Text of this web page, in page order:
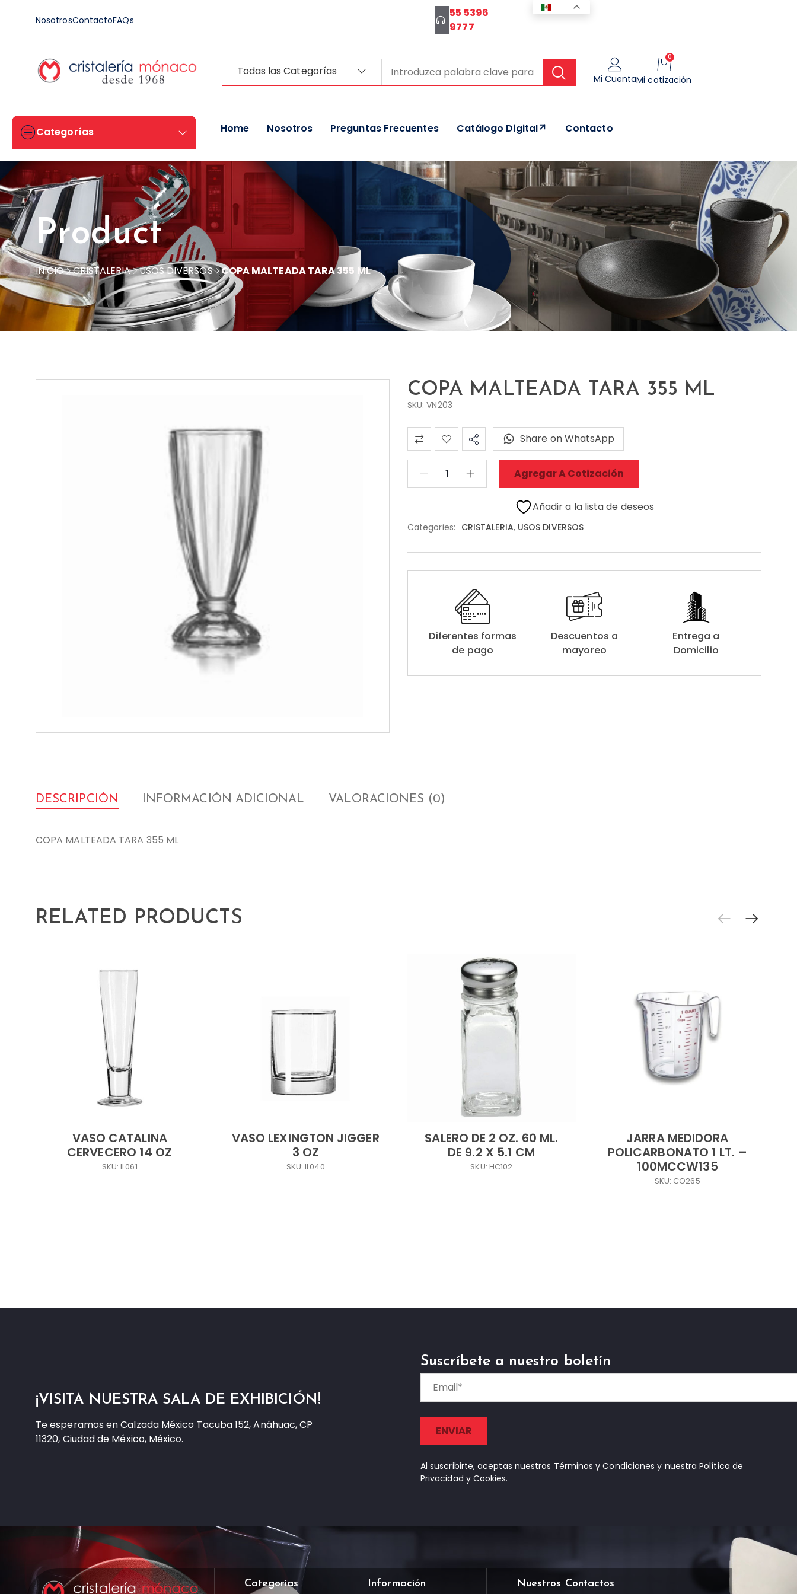
NosotrosContactoFAQs
55 5396
9777
Todas las Categorías
Mi Cuenta
0
Mi cotización
Categorías Home Nosotros Preguntas Frecuentes Catálogo Digital Contacto
Product
INICIO CRISTALERIA USOS DIVERSOS COPA MALTEADA TARA 355 ML
COPA MALTEADA TARA 355 ML
SKU: VN203
Agregar A Cotización
Share on WhatsApp
Añadir a la lista de deseos
Categories: CRISTALERIA, USOS DIVERSOS
Diferentes formas
de pago
Descuentos a
mayoreo
Entrega a
Domicilio
DESCRIPCIÓN INFORMACIÓN ADICIONAL VALORACIONES (0)
COPA MALTEADA TARA 355 ML
RELATED PRODUCTS
VASO CATALINA
CERVECERO 14 OZ
SKU: IL061
VASO LEXINGTON JIGGER
3 OZ
SKU: IL040
SALERO DE 2 OZ. 60 ML.
DE 9.2 X 5.1 CM
SKU: HC102
JARRA MEDIDORA
POLICARBONATO 1 LT. –
100MCCW135
SKU: CO265
¡VISITA NUESTRA SALA DE EXHIBICIÓN!
Te esperamos en Calzada México Tacuba 152, Anáhuac, CP
11320, Ciudad de México, México.
Suscríbete a nuestro boletín
Al suscribirte, aceptas nuestros Términos y Condiciones y nuestra Política de
Privacidad y Cookies.
Categorías Información Nuestros Contactos